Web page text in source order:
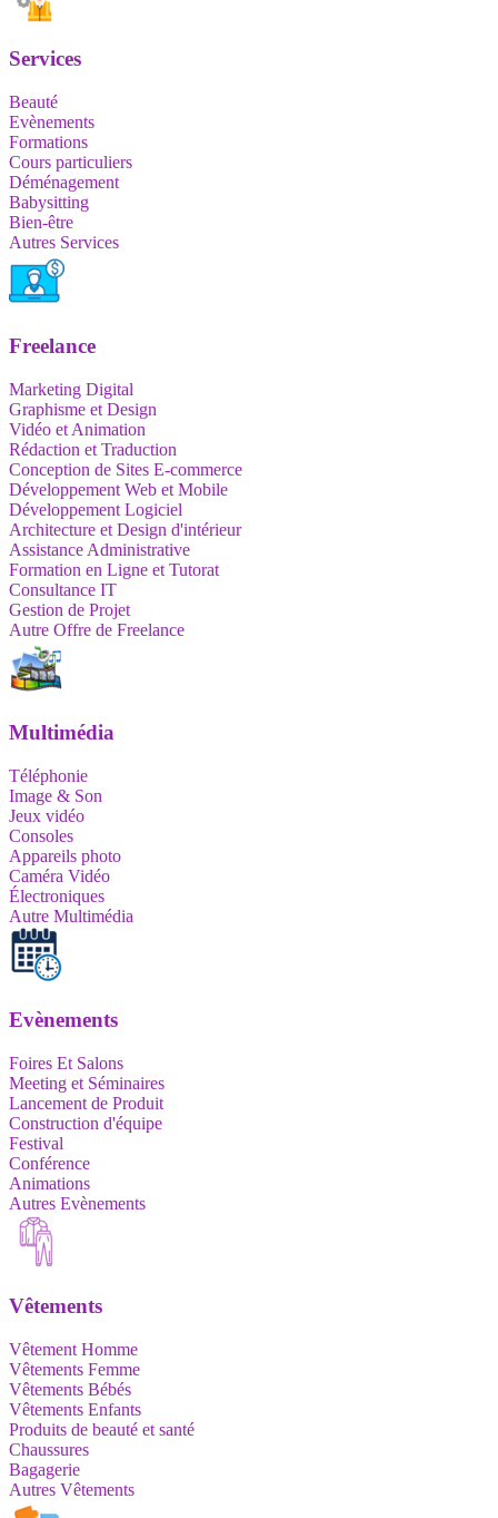
Services
Beauté
Evènements
Formations
Cours particuliers
Déménagement
Babysitting
Bien-être
Autres Services
Freelance
Marketing Digital
Graphisme et Design
Vidéo et Animation
Rédaction et Traduction
Conception de Sites E-commerce
Développement Web et Mobile
Développement Logiciel
Architecture et Design d'intérieur
Assistance Administrative
Formation en Ligne et Tutorat
Consultance IT
Gestion de Projet
Autre Offre de Freelance
Multimédia
Téléphonie
Image & Son
Jeux vidéo
Consoles
Appareils photo
Caméra Vidéo
Électroniques
Autre Multimédia
Evènements
Foires Et Salons
Meeting et Séminaires
Lancement de Produit
Construction d'équipe
Festival
Conférence
Animations
Autres Evènements
Vêtements
Vêtement Homme
Vêtements Femme
Vêtements Bébés
Vêtements Enfants
Produits de beauté et santé
Chaussures
Bagagerie
Autres Vêtements